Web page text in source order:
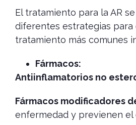
El tratamiento para la AR
diferentes estrategias
tratamiento más comunes
Fármacos:
Antiinflamatorios no
Fármacos modificadores
enfermedad y previenen el